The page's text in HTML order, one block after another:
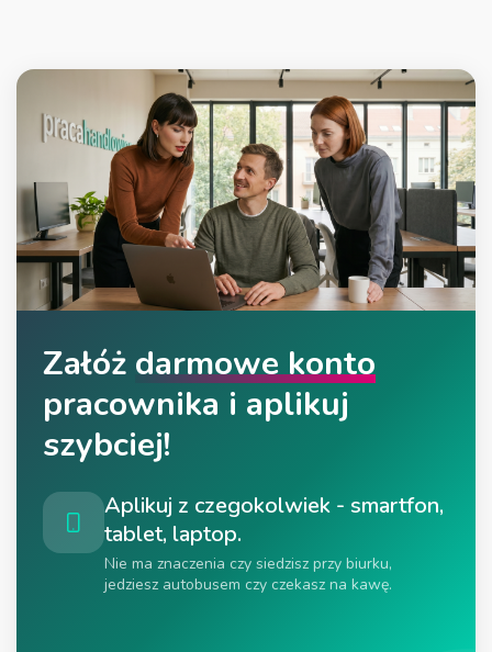
Załóż darmowe konto
pracownika i aplikuj
szybciej!
Aplikuj z czegokolwiek - smartfon,
tablet, laptop.
Nie ma znaczenia czy siedzisz przy biurku,
jedziesz autobusem czy czekasz na kawę.